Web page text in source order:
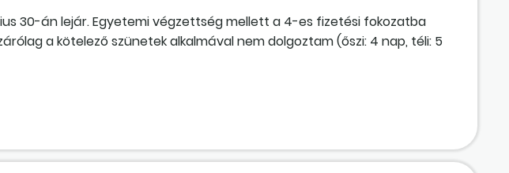
30-án lejár. Egyetemi végzettség mellett a 4-es fizetési fokozatba
a kötelező szünetek alkalmával nem dolgoztam (őszi: 4 nap, téli: 5